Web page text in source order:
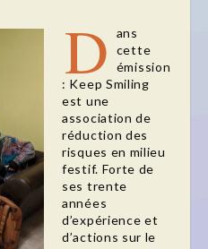
D
ans
cette
émission
: Keep Smiling
est une
association de
réduction des
risques en milieu
festif. Forte de
ses trente
années
d’expérience et
d’actions sur le